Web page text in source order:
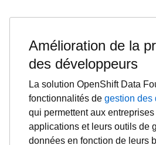
Amélioration de la
des développeurs
La solution OpenShift Data
fonctionnalités de gestion des
qui permettent aux
applications et leurs outils de
données en fonction de leurs